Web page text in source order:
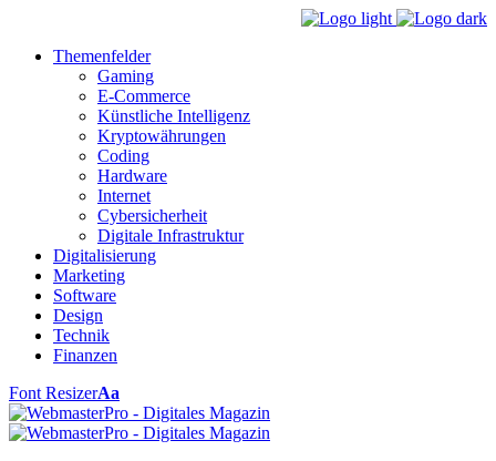
Themenfelder
Gaming
E-Commerce
Künstliche Intelligenz
Kryptowährungen
Coding
Hardware
Internet
Cybersicherheit
Digitale Infrastruktur
Digitalisierung
Marketing
Software
Design
Technik
Finanzen
Font ResizerAa